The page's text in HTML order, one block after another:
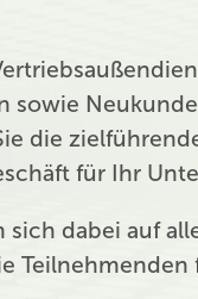
sowie
die
für Ihr
sich dabei auf